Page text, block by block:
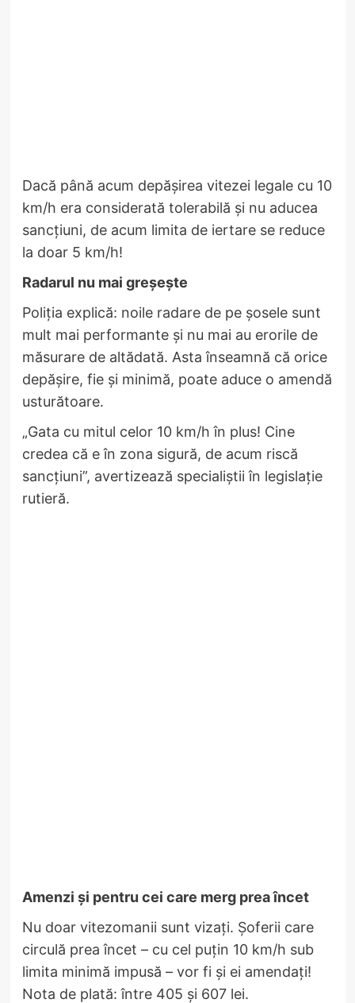
Dacă până acum depășirea vitezei legale cu 10
km/h era considerată tolerabilă și nu aducea
sancțiuni, de acum limita de iertare se reduce
la doar 5 km/h!
Radarul nu mai greșește
Poliția explică: noile radare de pe șosele sunt
mult mai performante și nu mai au erorile de
măsurare de altădată. Asta înseamnă că orice
depășire, fie și minimă, poate aduce o amendă
usturătoare.
„Gata cu mitul celor 10 km/h în plus! Cine
credea că e în zona sigură, de acum riscă
sancțiuni”, avertizează specialiștii în legislație
rutieră.
Amenzi și pentru cei care merg prea încet
Nu doar vitezomanii sunt vizați. Șoferii care
circulă prea încet – cu cel puțin 10 km/h sub
limita minimă impusă – vor fi și ei amendați!
Nota de plată: între 405 și 607 lei.